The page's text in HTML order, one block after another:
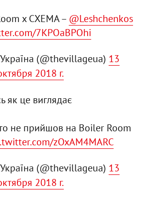
x СХЕМА – @Leshchenkos
7KPOaBPOhi
(@thevillageua) 13
2018 г.
як це виглядає
не прийшов на Boiler Room
zOxAM4MARC
(@thevillageua) 13
2018 г.